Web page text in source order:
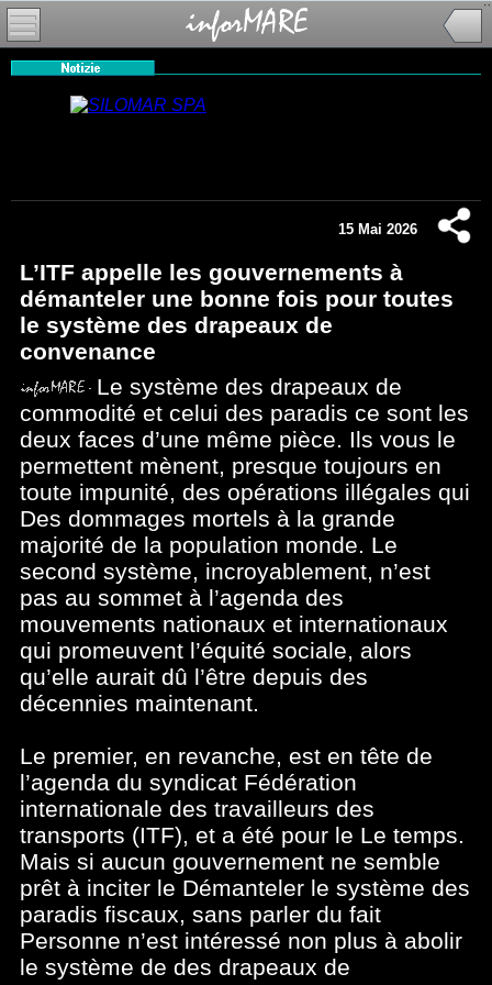
15 Mai 2026
L’ITF appelle les gouvernements à
démanteler une bonne fois pour toutes
le système des drapeaux de
convenance
Le système des drapeaux de
commodité et celui des paradis ce sont les
deux faces d’une même pièce. Ils vous le
permettent mènent, presque toujours en
toute impunité, des opérations illégales qui
Des dommages mortels à la grande
majorité de la population monde. Le
second système, incroyablement, n’est
pas au sommet à l’agenda des
mouvements nationaux et internationaux
qui promeuvent l’équité sociale, alors
qu’elle aurait dû l’être depuis des
décennies maintenant.
Le premier, en revanche, est en tête de
l’agenda du syndicat Fédération
internationale des travailleurs des
transports (ITF), et a été pour le Le temps.
Mais si aucun gouvernement ne semble
prêt à inciter le Démanteler le système des
paradis fiscaux, sans parler du fait
Personne n’est intéressé non plus à abolir
le système de des drapeaux de